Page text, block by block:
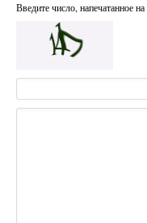
Введите число, напечатанное